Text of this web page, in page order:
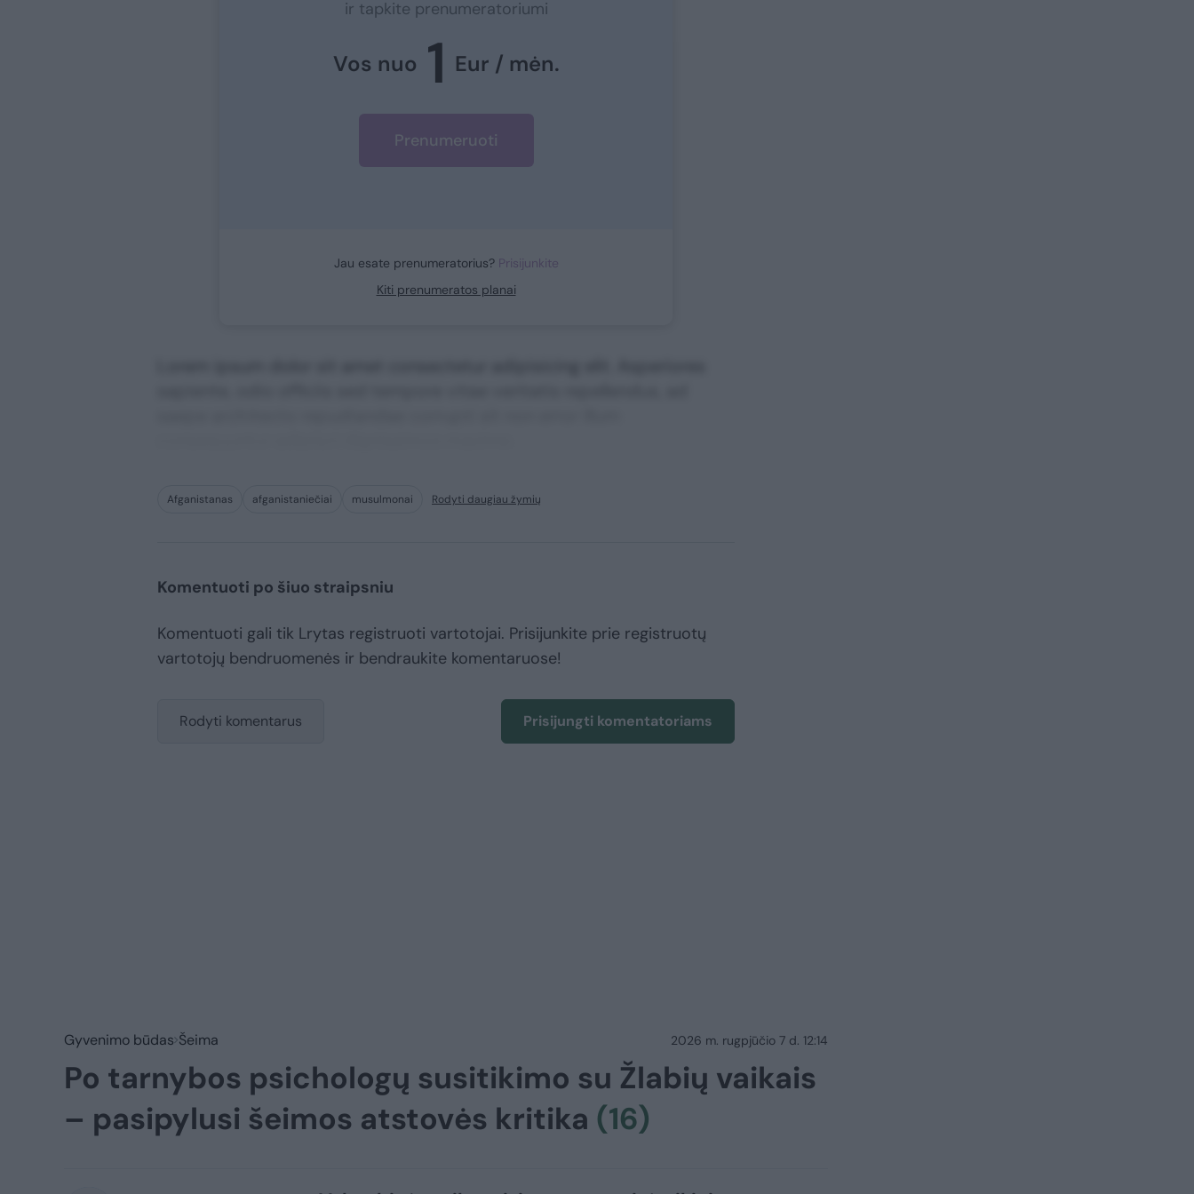
ir tapkite prenumeratoriumi
Vos nuo 1 Eur / mėn.
Prenumeruoti
Jau esate prenumeratorius? Prisijunkite
Kiti prenumeratos planai
Afganistanas afganistaniečiai musulmonai Rodyti daugiau žymių
Komentuoti po šiuo straipsniu
Komentuoti gali tik Lrytas registruoti vartotojai. Prisijunkite prie registruotų
vartotojų bendruomenės ir bendraukite komentaruose!
Rodyti komentarus Prisijungti komentatoriams
Gyvenimo būdas Šeima 2026 m. rugpjūčio 7 d. 12:14
Po tarnybos psichologų susitikimo su Žlabių vaikais
– pasipylusi šeimos atstovės kritika (16)